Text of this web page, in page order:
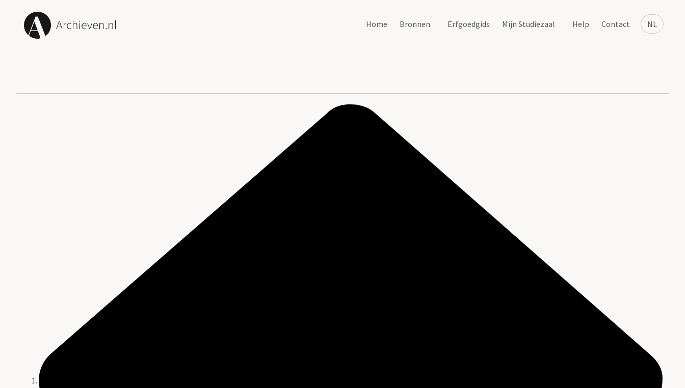
NL
Home Bronnen Erfgoedgids Mijn Studiezaal Help Contact